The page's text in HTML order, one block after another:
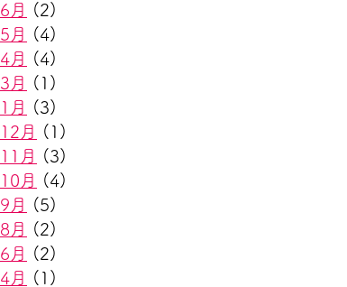
月
(2)
月
(4)
月
(4)
月
(1)
月
(3)
月
(1)
月
(3)
月
(4)
月
(5)
月
(2)
月
(2)
月
(1)